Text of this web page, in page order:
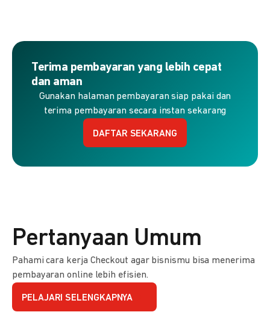
Terima pembayaran yang lebih cepat
dan aman
Gunakan halaman pembayaran siap pakai dan
terima pembayaran secara instan sekarang
DAFTAR SEKARANG
Pertanyaan Umum
Pahami cara kerja Checkout agar bisnismu bisa menerima
pembayaran online lebih efisien.
PELAJARI SELENGKAPNYA